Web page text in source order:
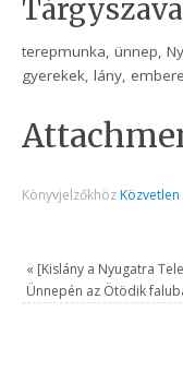
terepmunka, ünnep,
gyerekek, lány,
Könyvjelzőkhöz
« [Kislány a Nyugatra
Ünnepén az Ötödik